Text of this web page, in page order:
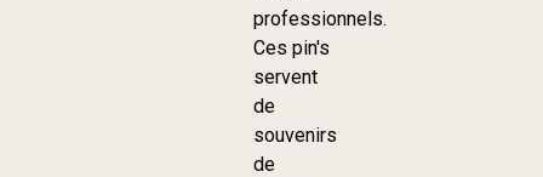
professionnels.
Ces pin's
servent
de
souvenirs
de